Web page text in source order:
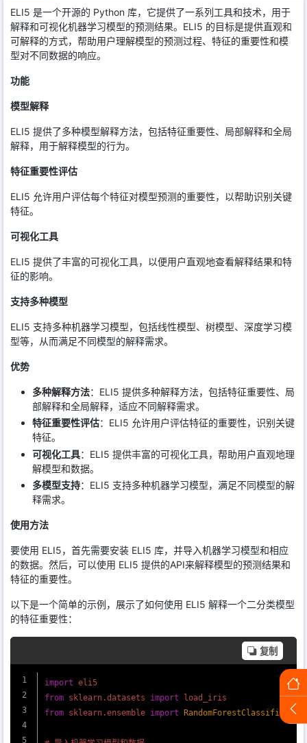
ELI5 是一个开源的 Python 库，它提供了一系列工具和技术，用于
解释和可视化机器学习模型的预测结果。ELI5 的目标是提供直观和
可解释的方式，帮助用户理解模型的预测过程、特征的重要性和模
型对不同数据的响应。
功能
模型解释
ELI5 提供了多种模型解释方法，包括特征重要性、局部解释和全局
解释，用于解释模型的行为。
特征重要性评估
ELI5 允许用户评估每个特征对模型预测的重要性，以帮助识别关键
特征。
可视化工具
ELI5 提供了丰富的可视化工具，以便用户直观地查看解释结果和特
征的影响。
支持多种模型
ELI5 支持多种机器学习模型，包括线性模型、树模型、深度学习模
型等，从而满足不同模型的解释需求。
优势
多种解释方法：ELI5 提供多种解释方法，包括特征重要性、局
部解释和全局解释，适应不同解释需求。
特征重要性评估：ELI5 允许用户评估特征的重要性，识别关键
特征。
可视化工具：ELI5 提供丰富的可视化工具，帮助用户直观地理
解模型和数据。
多模型支持：ELI5 支持多种机器学习模型，满足不同模型的解
释需求。
使用方法
要使用 ELI5，首先需要安装 ELI5 库，并导入机器学习模型和相应
的数据。然后，可以使用 ELI5 提供的API来解释模型的预测结果和
特征的重要性。
以下是一个简单的示例，展示了如何使用 ELI5 解释一个二分类模型
的特征重要性：
复制
import
from sklearn.datasets import
from sklearn.ensemble import RandomForestClassifier